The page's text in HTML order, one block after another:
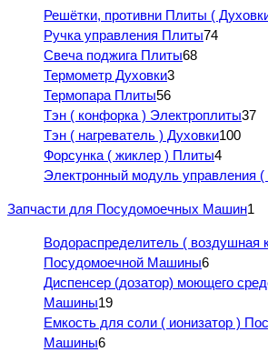
Решётки, противни Плиты (
Ручка управления Плиты74
Свеча поджига Плиты68
Термометр Духовки3
Термопара Плиты56
Тэн ( конфорка ) Электроплиты37
Тэн ( нагреватель ) Духовки100
Форсунка ( жиклер ) Плиты4
Электронный модуль управления
Запчасти для Посудомоечных Машин1
Водораспределитель ( воздушная
Посудомоечной Машины6
Диспенсер (дозатор) моющего
Машины19
Емкость для соли ( ионизатор )
Машины6